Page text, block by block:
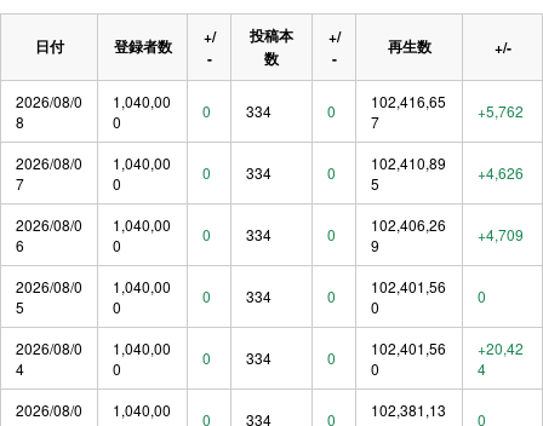
日付 登録者数
+/
-
投稿本
数
+/
-
再生数 +/-
2026/08/0
8
1,040,00
0
0 334 0
102,416,65
7
+5,762
2026/08/0
7
1,040,00
0
0 334 0
102,410,89
5
+4,626
2026/08/0
6
1,040,00
0
0 334 0
102,406,26
9
+4,709
2026/08/0
5
1,040,00
0
0 334 0
102,401,56
0
0
2026/08/0
4
1,040,00
0
0 334 0
102,401,56
0
+20,42
4
2026/08/0
1,040,00
0 334 0
102,381,13
0